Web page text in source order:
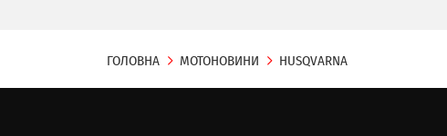
ГОЛОВНА МОТОНОВИНИ HUSQVARNA